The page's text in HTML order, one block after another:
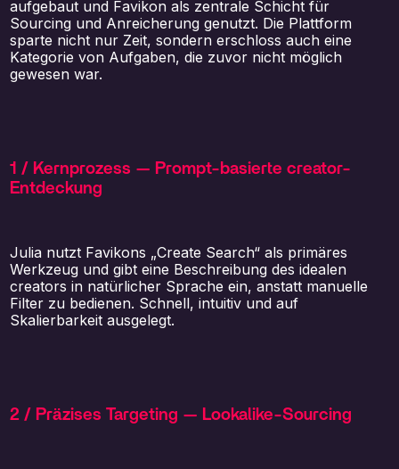
aufgebaut und Favikon als zentrale Schicht für
Sourcing und Anreicherung genutzt. Die Plattform
sparte nicht nur Zeit, sondern erschloss auch eine
Kategorie von Aufgaben, die zuvor nicht möglich
gewesen war.
1 / Kernprozess — Prompt-basierte creator-
Entdeckung
Julia nutzt Favikons „Create Search“ als primäres
Werkzeug und gibt eine Beschreibung des idealen
creators in natürlicher Sprache ein, anstatt manuelle
Filter zu bedienen. Schnell, intuitiv und auf
Skalierbarkeit ausgelegt.
2 / Präzises Targeting — Lookalike-Sourcing